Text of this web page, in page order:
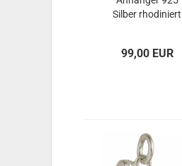
Silber rhodiniert
99,00 EUR